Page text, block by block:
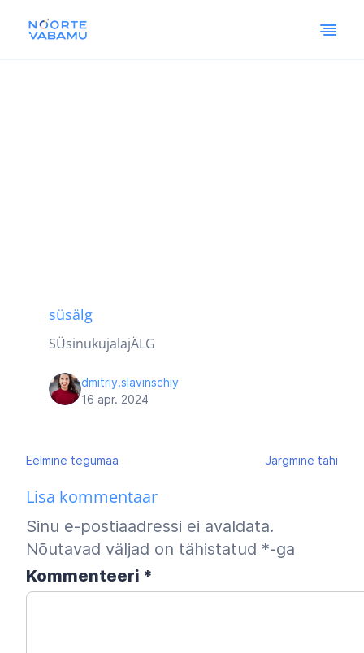
süsälg
SÜsinukujalajÄLG
dmitriy.slavinschiy
16 apr. 2024
Navigeerimine
Eelmine tegumaa Järgmine tahi
Lisa kommentaar
Sinu e-postiaadressi ei avaldata.
Nõutavad väljad on tähistatud *-ga
Kommenteeri *